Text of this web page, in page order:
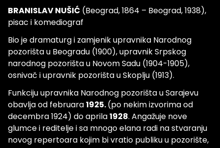
BRANISLAV NUŠIĆ (Beograd, 1864 – Beograd, 1938),
pisac i komediograf
Bio je dramaturg i zamjenik upravnika Narodnog
pozorišta u Beogradu (1900), upravnik Srpskog
narodnog pozorišta u Novom Sadu (1904-1905),
osnivač i upravnik pozorišta u Skoplju (1913).
Funkciju upravnika Narodnog pozorišta u Sarajevu
obavlja od februara1925.(po nekim izvorima od
decembra 1924) do aprila1928. Angažuje nove
glumce i reditelje i sa mnogo elana radi na stvaranju
novog repertoara kojim bi vratio publiku u pozorište,